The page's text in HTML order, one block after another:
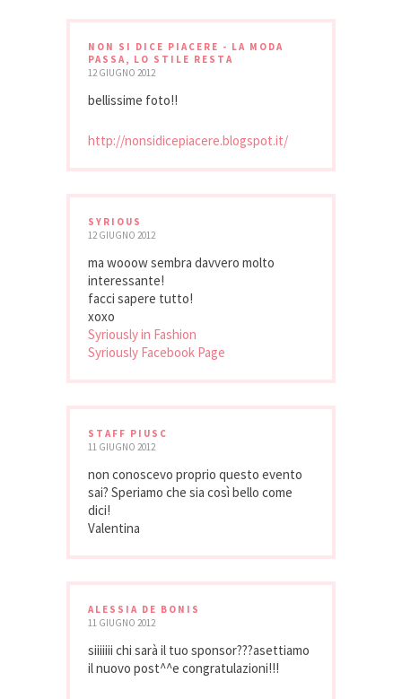
NON SI DICE PIACERE - LA MODA
PASSA, LO STILE RESTA
12 GIUGNO 2012
bellissime foto!!
http://nonsidicepiacere.blogspot.it/
SYRIOUS
12 GIUGNO 2012
ma wooow sembra davvero molto
interessante!
facci sapere tutto!
xoxo
Syriously in Fashion
Syriously Facebook Page
STAFF PIUSC
11 GIUGNO 2012
non conoscevo proprio questo evento
sai? Speriamo che sia così bello come
dici!
Valentina
ALESSIA DE BONIS
11 GIUGNO 2012
siiiiiii chi sarà il tuo sponsor???asettiamo
il nuovo post^^e congratulazioni!!!